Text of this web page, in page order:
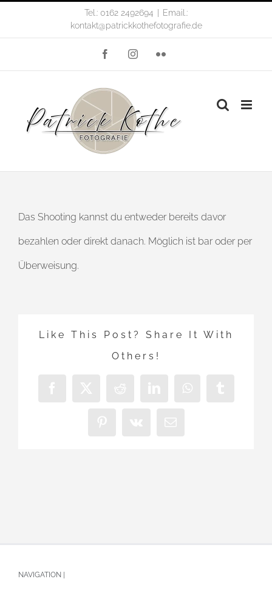
Inhalt
Tel.: 0162 2492694
Email.:
kontakt@patrickkothefotografie.de
FacebookInstagramFlickr
Das Shooting kannst du entweder bereits davor
bezahlen oder direkt danach. Möglich ist bar oder per
Überweisung.
Like This Post? Share It With
Others!
NAVIGATION |